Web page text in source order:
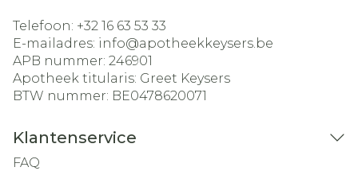
Telefoon: +32 16 63 53 33
E-mailadres: info@apotheekkeysers.be
APB nummer: 246901
Apotheek titularis: Greet Keysers
BTW nummer: BE0478620071
Klantenservice
FAQ